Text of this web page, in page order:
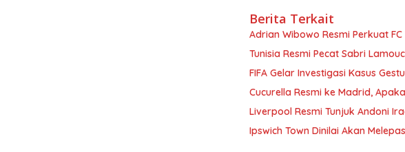
Berita Terkait
Adrian Wibowo Resmi Perkuat
Tunisia Resmi Pecat Sabri
FIFA Gelar Investigasi Kasus
Cucurella Resmi ke Madrid,
Liverpool Resmi Tunjuk Andoni
Ipswich Town Dinilai Akan